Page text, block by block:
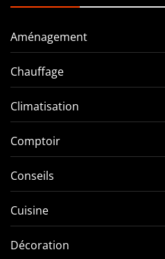
Aménagement
Chauffage
Climatisation
Comptoir
Conseils
Cuisine
Décoration